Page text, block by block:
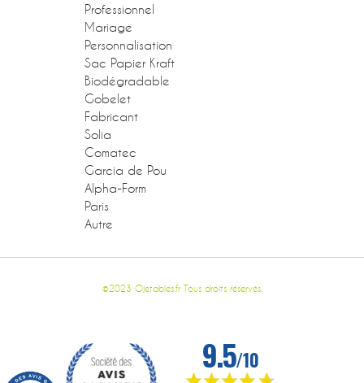
Professionnel
Mariage
Personnalisation
Sac Papier Kraft
Biodégradable
Gobelet
Fabricant
Solia
Comatec
Garcia de Pou
Alpha-Form
Paris
Autre
©2023 Ojetables.fr Tous droits réservés.